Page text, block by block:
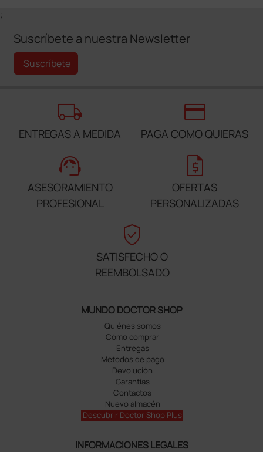
;
Suscríbete a nuestra Newsletter
Suscríbete
local_shipping
ENTREGAS A MEDIDA
credit_card
PAGA COMO QUIERAS
support_agent
ASESORAMIENTO
PROFESIONAL
request_quote
OFERTAS
PERSONALIZADAS
verified_user
SATISFECHO O
REEMBOLSADO
MUNDO DOCTOR SHOP
Quiénes somos
Cómo comprar
Entregas
Métodos de pago
Devolución
Garantías
Contactos
Nuevo almacén
Descubrir Doctor Shop Plus
INFORMACIONES LEGALES